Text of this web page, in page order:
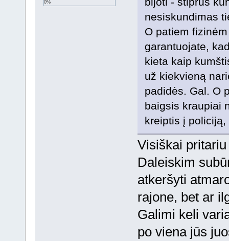
0%
nesiskundimas
O patiem
garantuojate,
kieta kaip
už kiekvieną
padidės. Gal. O
baigsis kraupiai
kreiptis į
Visiškai
Daleiskim
atkeršyti
rajone, bet ar
Galimi keli
po viena jūs